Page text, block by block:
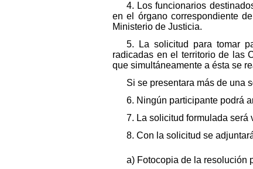
4. Los funcionarios
en el órgano correspondiente
Ministerio de Justicia.
5. La solicitud para tomar
radicadas en el territorio de las
que simultáneamente a ésta se
Si se presentara más de una
6. Ningún participante podrá
7. La solicitud formulada será
8. Con la solicitud se
a) Fotocopia de la resolución